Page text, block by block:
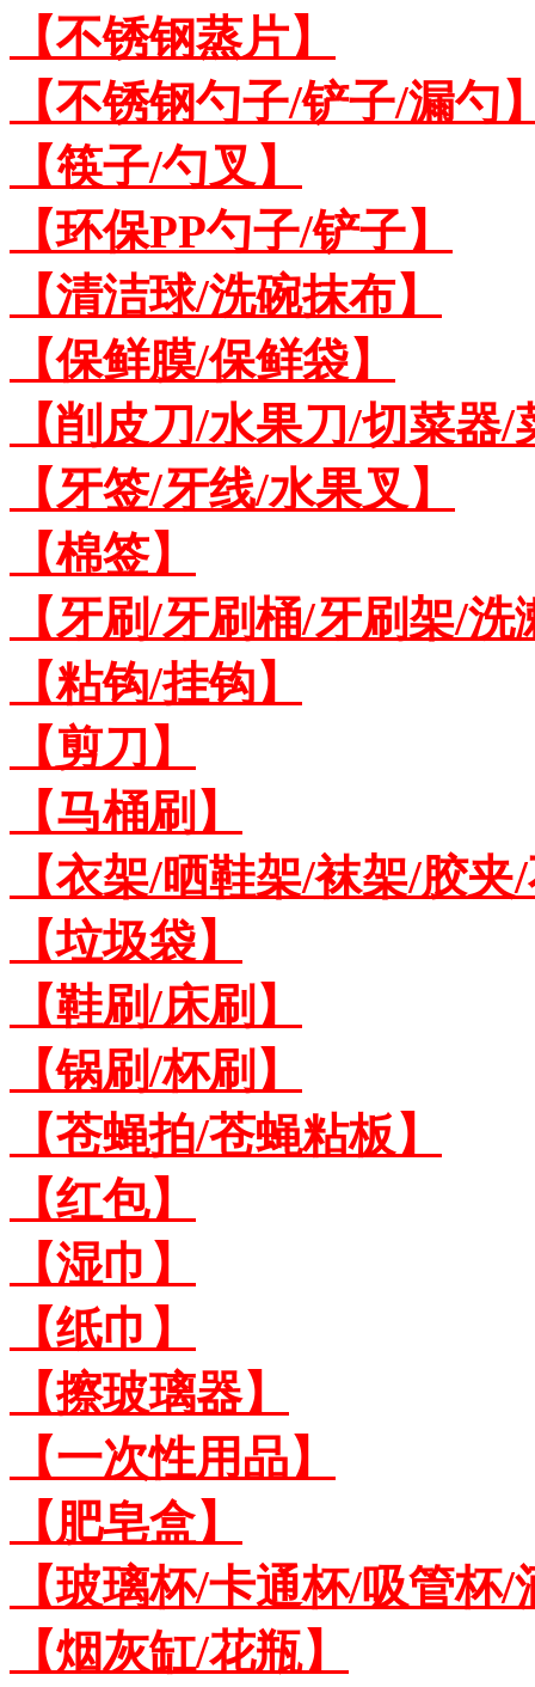
【不锈钢蒸片】
【不锈钢勺子/铲子/漏勺
【筷子/勺叉】
【环保PP勺子/铲子】
【清洁球/洗碗抹布】
【保鲜膜/保鲜袋】
【削皮刀/水果刀/切菜器
【牙签/牙线/水果叉】
【棉签】
【牙刷/牙刷桶/牙刷架/洗
【粘钩/挂钩】
【剪刀】
【马桶刷】
【衣架/晒鞋架/袜架/胶
【垃圾袋】
【鞋刷/床刷】
【锅刷/杯刷】
【苍蝇拍/苍蝇粘板】
【红包】
【湿巾】
【纸巾】
【擦玻璃器】
【一次性用品】
【肥皂盒】
【玻璃杯/卡通杯/吸管杯/
【烟灰缸/花瓶】